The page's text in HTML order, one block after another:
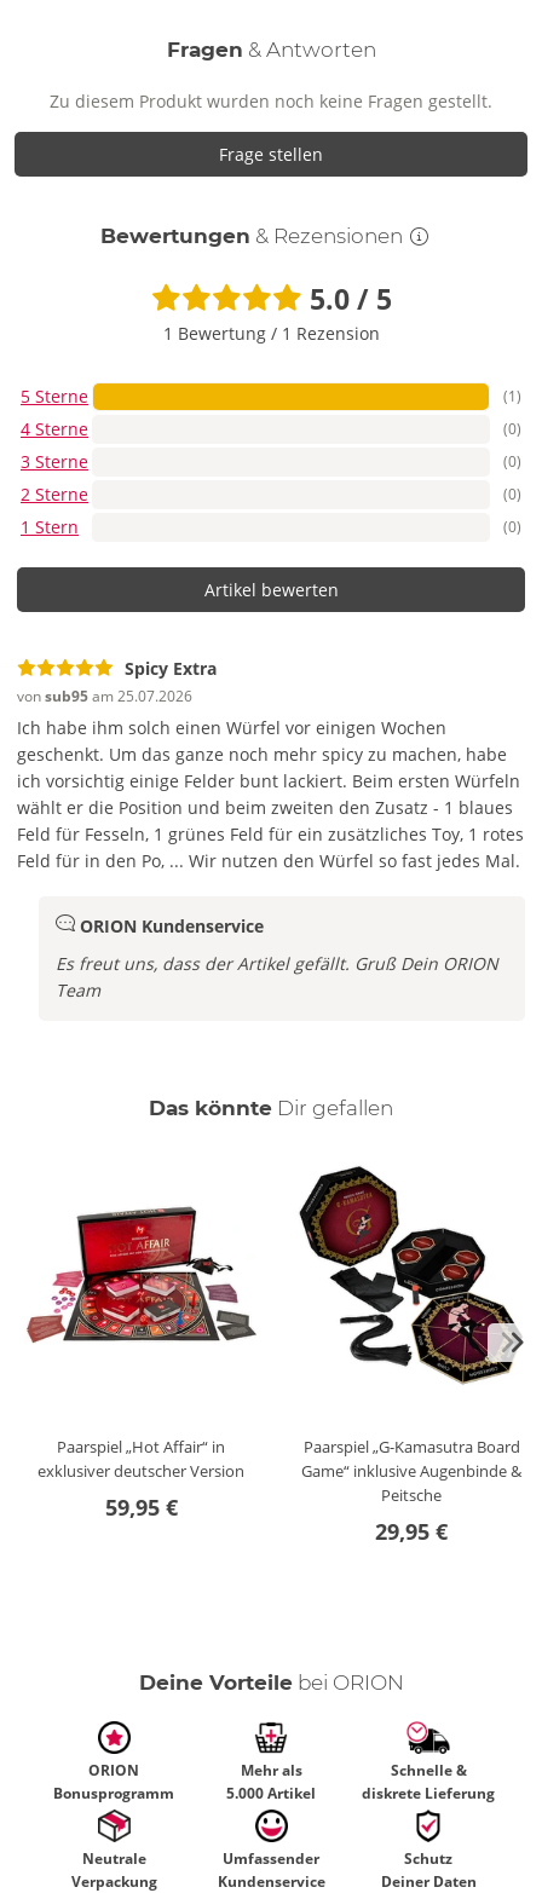
Fragen & Antworten
Zu diesem Produkt wurden noch keine Fragen gestellt.
Frage stellen
Bewertungen & Rezensionen
5.0 / 5
1 Bewertung / 1 Rezension
5 Sterne (1)
4 Sterne (0)
3 Sterne (0)
2 Sterne (0)
1 Stern (0)
Artikel bewerten
Spicy Extra
vonsub95am 25.07.2026
Ich habe ihm solch einen Würfel vor einigen Wochen
geschenkt. Um das ganze noch mehr spicy zu machen, habe
ich vorsichtig einige Felder bunt lackiert. Beim ersten Würfeln
wählt er die Position und beim zweiten den Zusatz - 1 blaues
Feld für Fesseln, 1 grünes Feld für ein zusätzliches Toy, 1 rotes
Feld für in den Po, ... Wir nutzen den Würfel so fast jedes Mal.
ORION Kundenservice
Es freut uns, dass der Artikel gefällt. Gruß Dein ORION
Team
Das könnte Dir auch
gefallen
Paarspiel „Hot Affair“ in
exklusiver deutscher Version
59,95 €
Paarspiel „G-Kamasutra Board
Game“ inklusive Augenbinde &
Peitsche
29,95 €
Deine Vorteilebei ORION
ORION
Bonusprogramm
Mehr als
5.000 Artikel
Schnelle &
diskrete Lieferung
Neutrale
Verpackung
Umfassender
Kundenservice
Schutz
Deiner Daten